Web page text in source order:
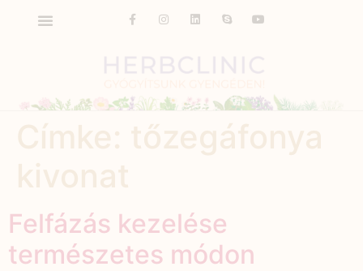
Felfázás kezelése
természetes módon